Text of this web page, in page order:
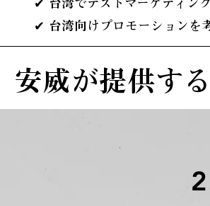
✔ 台湾でテストマーケティン
✔ 台湾向けプロモーションを
安威が提供す
2